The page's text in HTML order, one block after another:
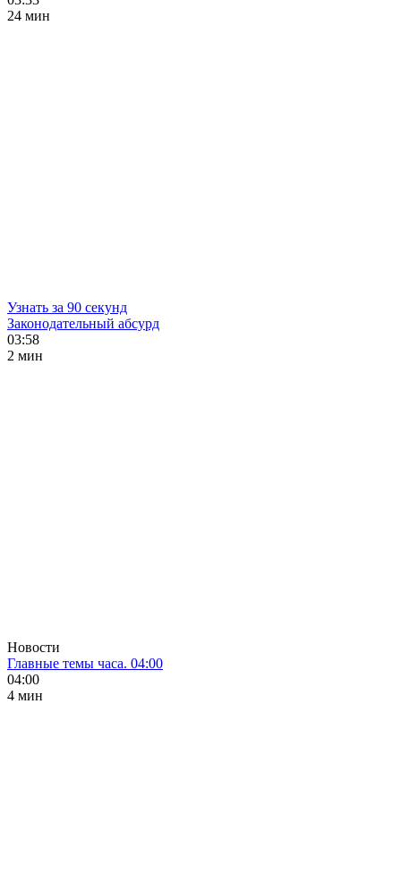
24 мин
Узнать за 90 секунд
Законодательный абсурд
03:58
2 мин
Новости
Главные темы часа. 04:00
04:00
4 мин